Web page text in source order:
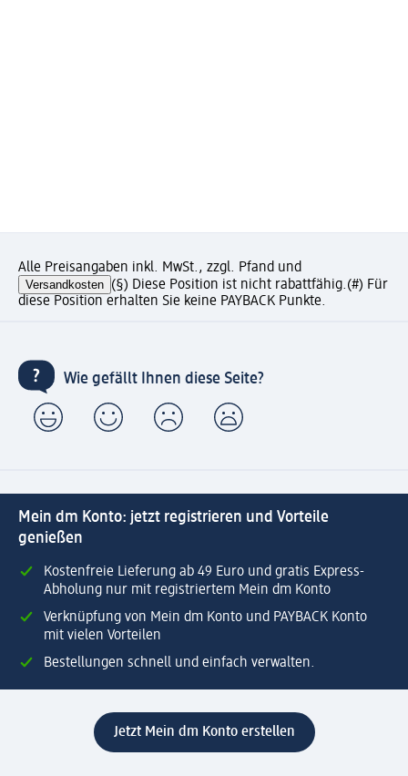
Alle Preisangaben inkl. MwSt., zzgl. Pfand und
Versandkosten (§) Diese Position ist nicht rabattfähig.(#) Für
diese Position erhalten Sie keine PAYBACK Punkte.
Wie gefällt Ihnen diese Seite?
Mein dm Konto: jetzt registrieren und Vorteile
genießen
Kostenfreie Lieferung ab 49 Euro und gratis Express-
Abholung nur mit registriertem Mein dm Konto
Verknüpfung von Mein dm Konto und PAYBACK Konto
mit vielen Vorteilen
Bestellungen schnell und einfach verwalten.
Jetzt Mein dm Konto erstellen